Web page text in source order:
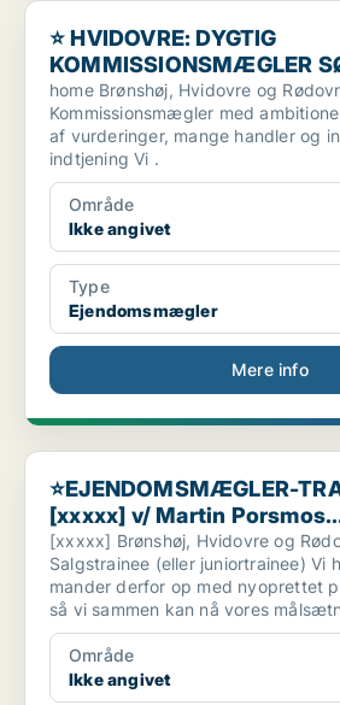
⭐ HVIDOVRE: DYGTIG
⭐ HVIDOVRE: DYGTIG
KOMMISSIONSMÆGLER
home Brønshøj, Hvidovre og
Kommissionsmægler med ambitioner
af vurderinger, mange handler og
indtjening Vi .
Område
Ikke angivet
Type
Ejendomsmægler
Mere info
⭐EJENDOMSMÆGLER-TRAINEE⭐
⭐EJENDOMSMÆGLER-
[xxxxx] v/ Martin
[xxxxx] Brønshøj, Hvidovre og
Salgstrainee (eller juniortrainee) Vi
mander derfor op med nyoprettet
så vi sammen kan nå vores
Område
Ikke angivet